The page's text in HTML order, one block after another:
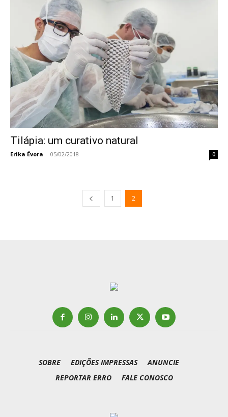
Tilápia: um curativo natural
Erika Évora - 05/02/2018 0
1 2
SOBRE EDIÇÕES IMPRESSAS
ANUNCIE
REPORTAR ERRO
FALE CONOSCO